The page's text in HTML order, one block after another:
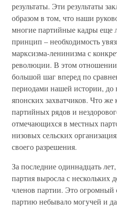
результаты. Эти результаты
образом в том, что наши
многие партийные кадры еще
принцип – необходимость
марксизма-ленинизма с
революции. В этом отношении
большой шаг вперед по
периодами нашей истории, до
японских захватчиков. Что же
партийных рядов и
отмечающихся в местных
низовых сельских
своего разрешения.
За последние одиннадцать
партия выросла с нескольких
членов партии. Это огромный
партию небывало могучей и